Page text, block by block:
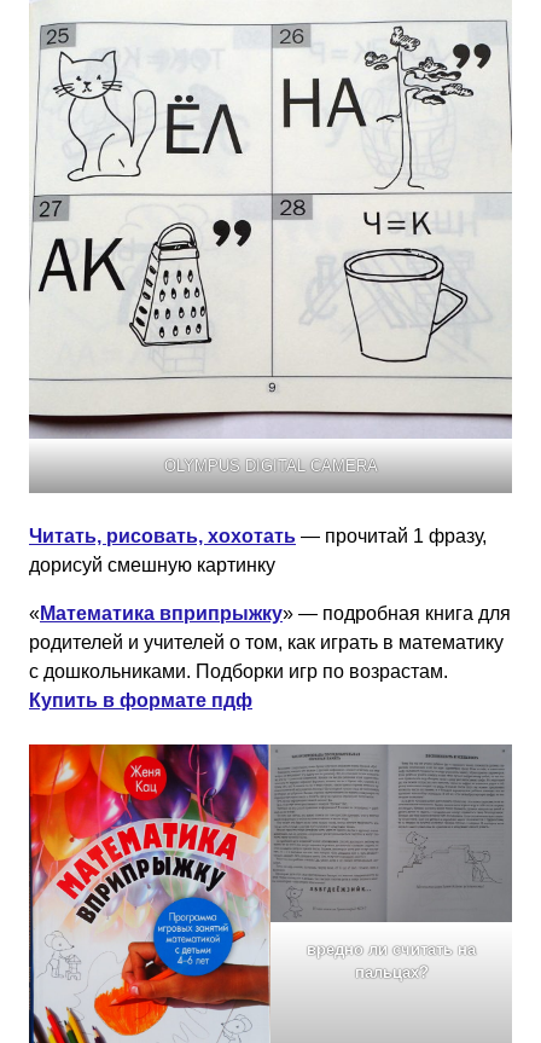
OLYMPUS DIGITAL CAMERA
Читать, рисовать, хохотать — прочитай 1 фразу,
дорисуй смешную картинку
«Математика вприпрыжку» — подробная книга для
родителей и учителей о том, как играть в математику
с дошкольниками. Подборки игр по возрастам.
Купить в формате пдф
вредно ли считать на
пальцах?